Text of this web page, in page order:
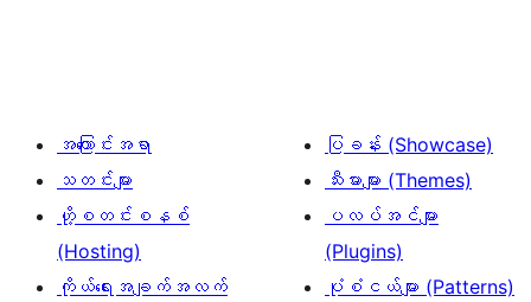
အကြောင်းအရာ
သတင်းများ
ဟို့စတင်းစနစ်
(Hosting)
ကိုယ်ရေးအချက်အလက်
ပြခန်း (Showcase)
သီးမားများ (Themes)
ပလပ်အင်များ
(Plugins)
ပုံစံငယ်များ (Patterns)